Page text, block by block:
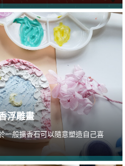
浮雕畫
一般擴香石可以隨意塑造自己喜